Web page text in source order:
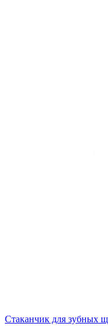
Стаканчик для зубных